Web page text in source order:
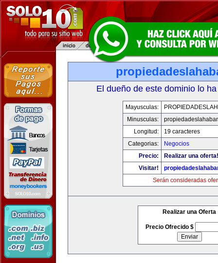
El dueño de este dominio lo
Mayusculas:
Minusculas:
Longitud:
19 caracteres
Categorias:
Negocios
Precio:
Realizar una oferta!
Visitar!
Serán consideradas
Realizar una Oferta
Precio Ofrecido $